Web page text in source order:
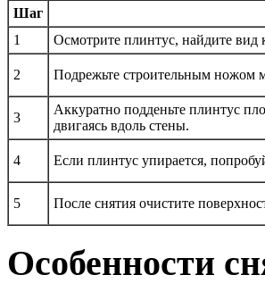
Шаг
1
Осмотрите плинтус, найдите вид
2 Подрежьте строительным ножом
3
Аккуратно подденьте плинтус
двигаясь вдоль стены.
4 Если плинтус упирается,
5 После снятия очистите
Особенности